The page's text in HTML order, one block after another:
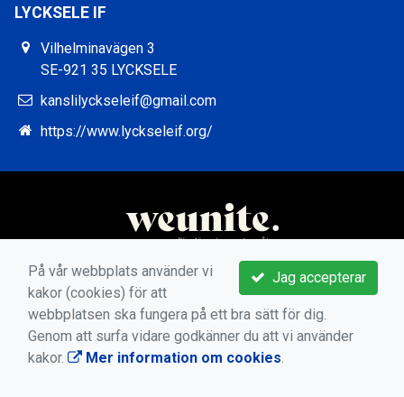
LYCKSELE IF
Vilhelminavägen 3
SE-921 35 LYCKSELE
kanslilyckseleif@gmail.com
https://www.lyckseleif.org/
Jag accepterar
På vår webbplats använder vi
kakor (cookies) för att
webbplatsen ska fungera på ett bra sätt för dig.
Genom att surfa vidare godkänner du att vi använder
kakor.
Mer information om cookies.